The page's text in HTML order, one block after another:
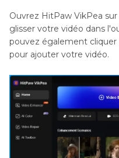
Ouvrez HitPaw VikPea
glisser votre vidéo dans
pouvez également cliquer
pour ajouter votre vidéo.